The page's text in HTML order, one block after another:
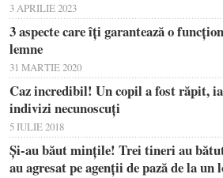
3 APRILIE 2023
3 aspecte care îți garantează o
lemne
31 MARTIE 2020
Caz incredibil! Un copil a fost răpit,
indivizi necunoscuţi
5 IULIE 2018
Și-au băut mințile! Trei tineri au
au agresat pe agenții de pază de la un